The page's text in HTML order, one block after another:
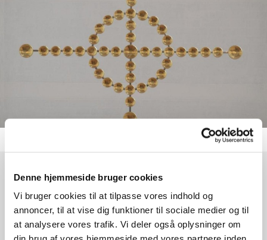
Denne hjemmeside bruger cookies
Vi bruger cookies til at tilpasse vores indhold og
annoncer, til at vise dig funktioner til sociale medier og til
at analysere vores trafik. Vi deler også oplysninger om
Tirsdag 1. december 2026, kl. 19:00
Egedal Kirke, Egedalsvej 3, 2980
Kokkedal